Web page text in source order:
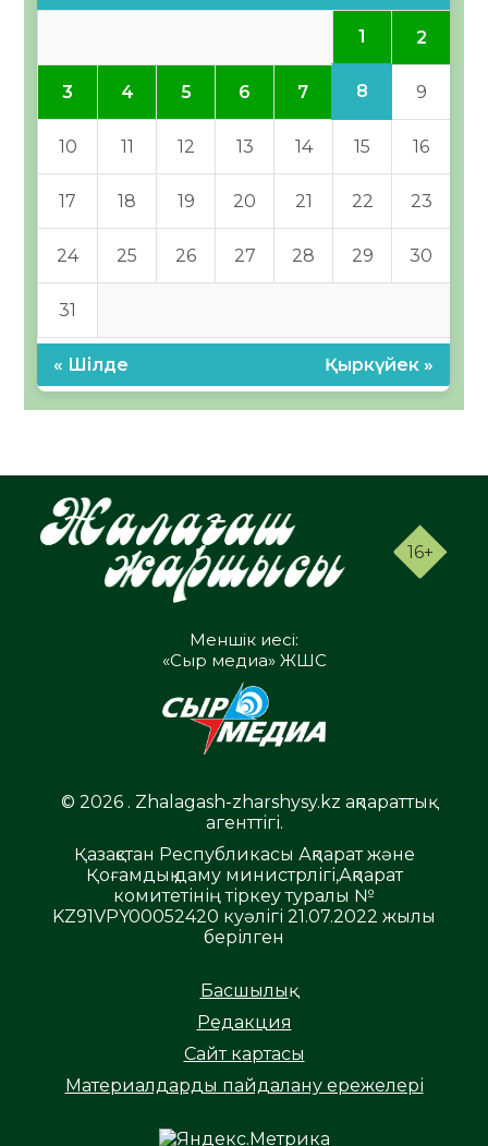
1 2
3 4 5 6 7 8 9
10 11 12 13 14 15 16
17 18 19 20 21 22 23
24 25 26 27 28 29 30
31
« Шілде Қыркүйек »
16+
Меншік иесі:
«Сыр медиа» ЖШС
© 2026 . Zhalagash-zharshysy.kz ақпараттық
агенттігі.
Қазақстан Республикасы Ақпарат және
Қоғамдық даму министрлігі,Ақпарат
комитетінің тіркеу туралы №
KZ91VPY00052420 куәлігі 21.07.2022 жылы
берілген
Басшылық
Редакция
Сайт картасы
Материалдарды пайдалану ережелері